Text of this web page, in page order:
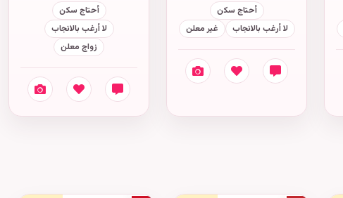
أحتاج سكن
لا أرغب بالانجاب
غير معلن
أحتاج سكن
لا أرغب بالانجاب
زواج معلن